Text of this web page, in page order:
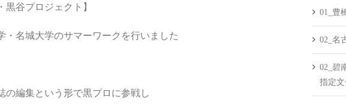
谷プロジェクト】
名城大学のサマーワークを行いました
の編集という形で黒プロに参戦し
01_豊
02_名
02_碧
指定文